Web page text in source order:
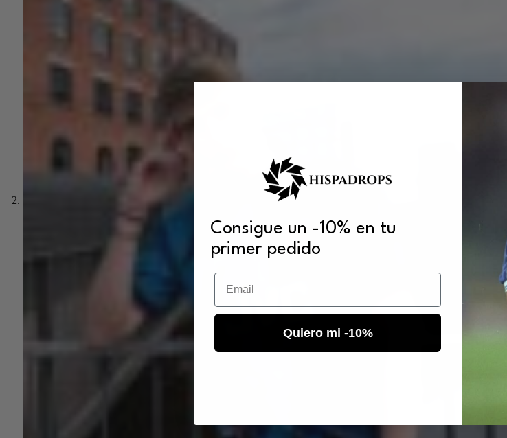
Consigue un -10% en tu
primer pedido
Email
Quiero mi -10%